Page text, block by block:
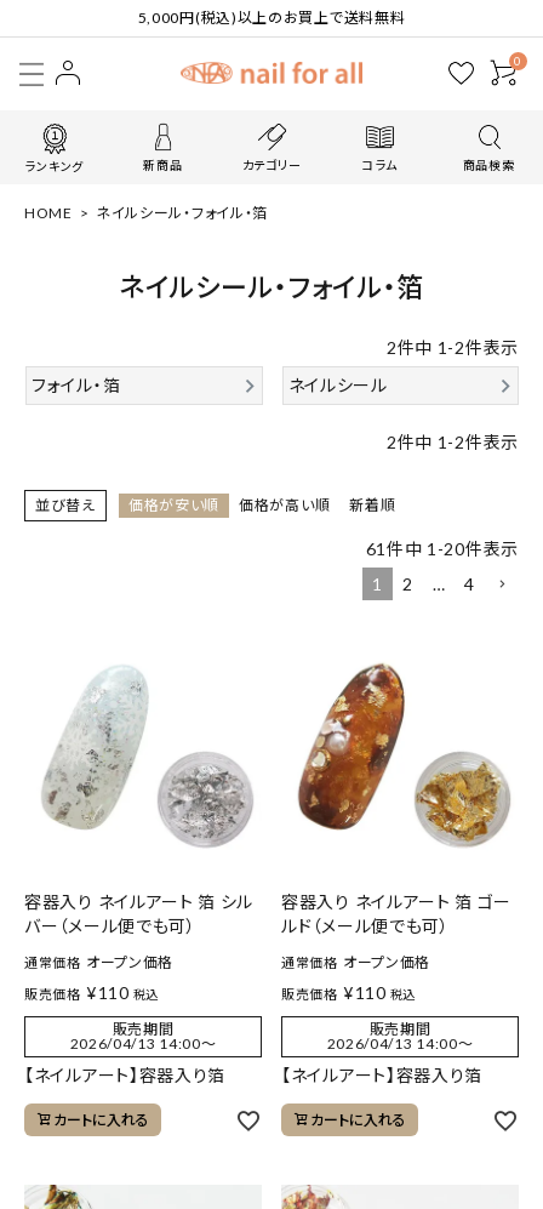
5,000円(税込)以上のお買上で送料無料
0
ランキング 新商品 カテゴリー コラム 商品検索
HOME ネイルシール・フォイル・箔
ネイルシール・フォイル・箔
2件中 1 -2件表示
フォイル・箔
ネイルシール
2件中 1 -2件表示
並び替え 価格が安い順 価格が高い順 新着順
61 件中 1 -20件表示
1
2 … 4
容器入り ネイルアート 箔 シル
バー（メール便でも可）
通常価格 オープン価格
販売価格 ¥110 税込
販売期間
2026/04/13 14:00〜
【ネイルアート】容器入り箔
カートに入れる
容器入り ネイルアート 箔 ゴー
ルド（メール便でも可）
通常価格 オープン価格
販売価格 ¥110 税込
販売期間
2026/04/13 14:00〜
【ネイルアート】容器入り箔
カートに入れる